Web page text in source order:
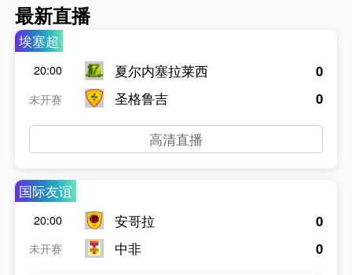
最新直播
埃塞超
20:00
未开赛
夏尔内塞拉莱西
圣格鲁吉
0
0
高清直播
国际友谊
20:00
未开赛
安哥拉
中非
0
0